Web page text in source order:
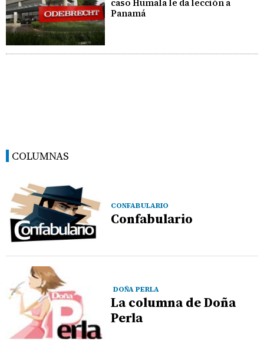
caso Humala le da lección a
Panamá
COLUMNAS
CONFABULARIO
Confabulario
DOÑA PERLA
La columna de Doña
Perla